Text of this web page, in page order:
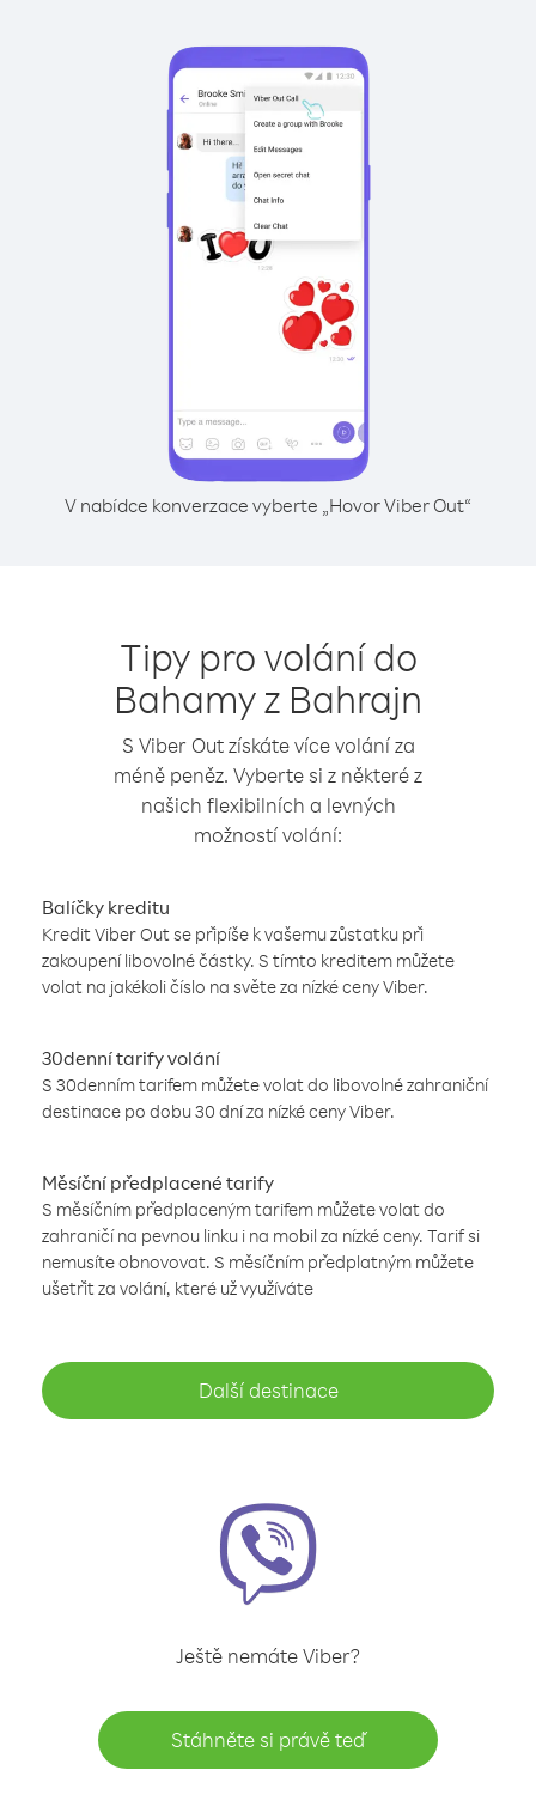
V nabídce konverzace vyberte „Hovor Viber Out“
Tipy pro volání do
Bahamy z Bahrajn
S Viber Out získáte více volání za
méně peněz. Vyberte si z některé z
našich flexibilních a levných
možností volání:
Balíčky kreditu
Kredit Viber Out se připíše k vašemu zůstatku při
zakoupení libovolné částky. S tímto kreditem můžete
volat na jakékoli číslo na světe za nízké ceny Viber.
30denní tarify volání
S 30denním tarifem můžete volat do libovolné zahraniční
destinace po dobu 30 dní za nízké ceny Viber.
Měsíční předplacené tarify
S měsíčním předplaceným tarifem můžete volat do
zahraničí na pevnou linku i na mobil za nízké ceny. Tarif si
nemusíte obnovovat. S měsíčním předplatným můžete
ušetřit za volání, které už využíváte
Další destinace
Ještě nemáte Viber?
Stáhněte si právě teď